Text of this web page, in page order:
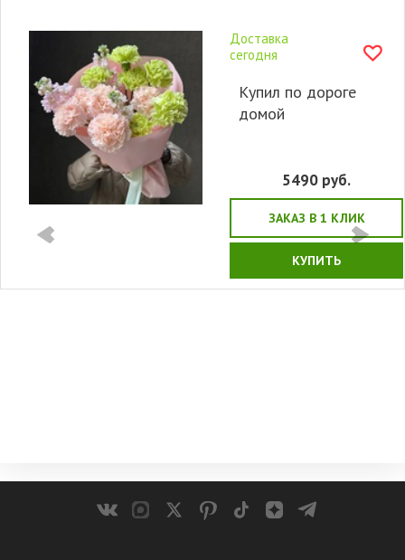
Доставка
сегодня
Купил по дороге
домой
5490 руб.
ЗАКАЗ В 1 КЛИК
КУПИТЬ